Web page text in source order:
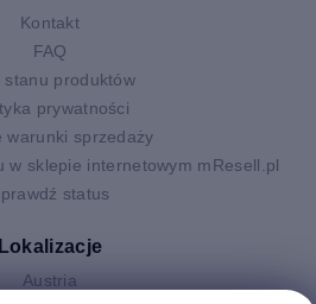
Kontakt
FAQ
stanu produktów
prywatności
warunki sprzedaży
w sklepie internetowym mResell.pl
status
Lokalizacje
Austria